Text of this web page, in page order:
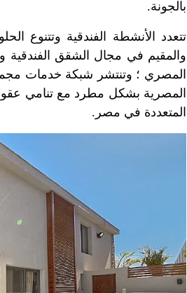
بالجونة.
تتعدد الأنشطة الفندقية وتتنوع
والمقيم في مجال الشقق الفندقية
المصري ؛ وتنتشر شبكة خدمات
المصرية بشكل مطرد مع تنامي عقود
المتعددة في مصر.